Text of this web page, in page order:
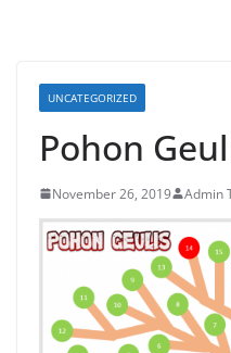
UNCATEGORIZED
Pohon
November 26, 2019 Admin